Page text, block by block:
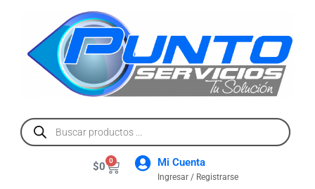
$0 0 Mi Cuenta
Ingresar / Registrarse